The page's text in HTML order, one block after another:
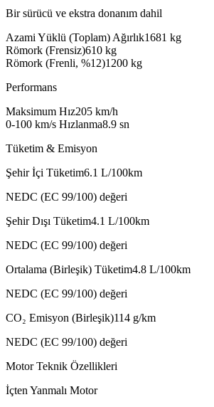
Bir sürücü ve ekstra donanım dahil
Azami Yüklü (Toplam) Ağırlık1681 kg
Römork (Frensiz)610 kg
Römork (Frenli, %12)1200 kg
Performans
Maksimum Hız205 km/h
0-100 km/s Hızlanma8.9 sn
Tüketim & Emisyon
Şehir İçi Tüketim6.1 L/100km
NEDC (EC 99/100) değeri
Şehir Dışı Tüketim4.1 L/100km
NEDC (EC 99/100) değeri
Ortalama (Birleşik) Tüketim4.8 L/100km
NEDC (EC 99/100) değeri
CO₂ Emisyon (Birleşik)114 g/km
NEDC (EC 99/100) değeri
Motor Teknik Özellikleri
İçten Yanmalı Motor